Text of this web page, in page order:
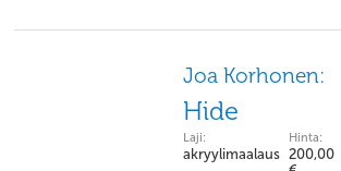
Joa Korhonen:
Hide
Laji:
akryylimaalaus
Hinta:
200,00